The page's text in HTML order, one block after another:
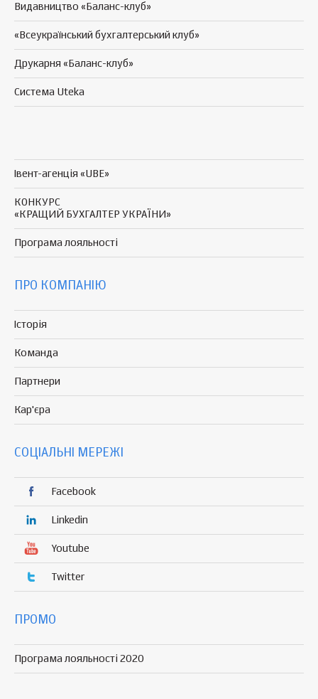
Видавництво «Баланс-клуб»
«Всеукраїнський бухгалтерський клуб»
Друкарня «Баланс-клуб»
Система Uteka
Івент-агенція «UBE»
КОНКУРС
«КРАЩИЙ БУХГАЛТЕР УКРАЇНИ»
Програма лояльності
ПРО КОМПАНІЮ
Історія
Команда
Партнери
Кар'єра
СОЦІАЛЬНІ МЕРЕЖІ
Facebook
Linkedin
Youtube
Twitter
ПРОМО
Програма лояльності 2020